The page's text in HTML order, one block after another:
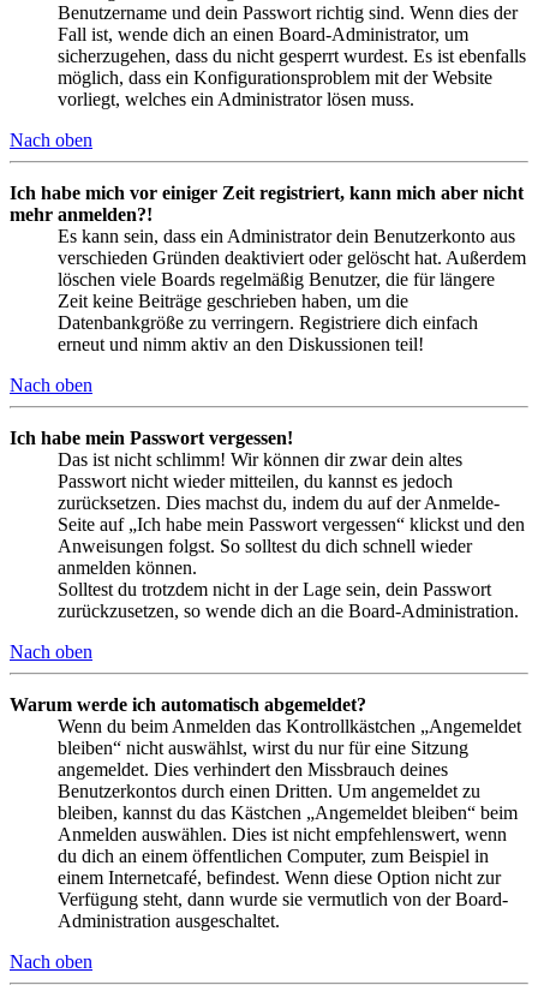
Benutzername und dein Passwort richtig sind. Wenn dies der
Fall ist, wende dich an einen Board-Administrator, um
sicherzugehen, dass du nicht gesperrt wurdest. Es ist ebenfalls
möglich, dass ein Konfigurationsproblem mit der Website
vorliegt, welches ein Administrator lösen muss.
Nach oben
Ich habe mich vor einiger Zeit registriert, kann mich aber nicht
mehr anmelden?!
Es kann sein, dass ein Administrator dein Benutzerkonto aus
verschieden Gründen deaktiviert oder gelöscht hat. Außerdem
löschen viele Boards regelmäßig Benutzer, die für längere
Zeit keine Beiträge geschrieben haben, um die
Datenbankgröße zu verringern. Registriere dich einfach
erneut und nimm aktiv an den Diskussionen teil!
Nach oben
Ich habe mein Passwort vergessen!
Das ist nicht schlimm! Wir können dir zwar dein altes
Passwort nicht wieder mitteilen, du kannst es jedoch
zurücksetzen. Dies machst du, indem du auf der Anmelde-
Seite auf „Ich habe mein Passwort vergessen“ klickst und den
Anweisungen folgst. So solltest du dich schnell wieder
anmelden können.
Solltest du trotzdem nicht in der Lage sein, dein Passwort
zurückzusetzen, so wende dich an die Board-Administration.
Nach oben
Warum werde ich automatisch abgemeldet?
Wenn du beim Anmelden das Kontrollkästchen „Angemeldet
bleiben“ nicht auswählst, wirst du nur für eine Sitzung
angemeldet. Dies verhindert den Missbrauch deines
Benutzerkontos durch einen Dritten. Um angemeldet zu
bleiben, kannst du das Kästchen „Angemeldet bleiben“ beim
Anmelden auswählen. Dies ist nicht empfehlenswert, wenn
du dich an einem öffentlichen Computer, zum Beispiel in
einem Internetcafé, befindest. Wenn diese Option nicht zur
Verfügung steht, dann wurde sie vermutlich von der Board-
Administration ausgeschaltet.
Nach oben